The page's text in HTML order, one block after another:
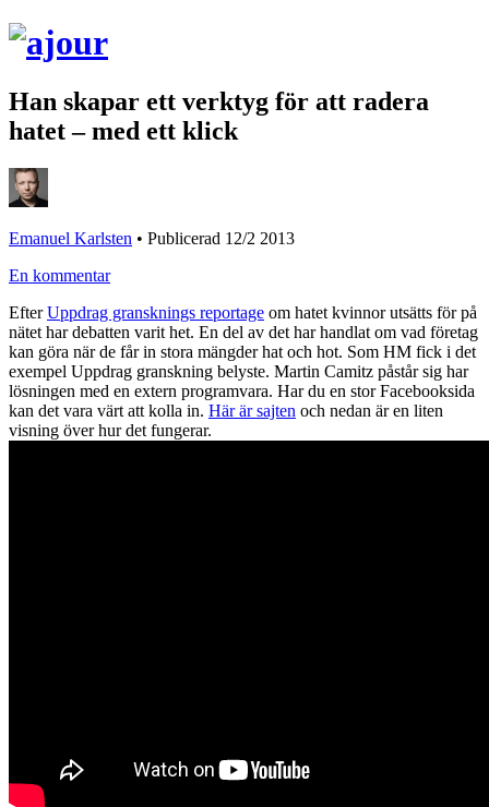
Han skapar ett verktyg för att radera
hatet – med ett klick
Emanuel Karlsten • Publicerad 12/2 2013
En kommentar
EfterUppdrag gransknings reportage om hatet kvinnor utsätts för på
nätet har debatten varit het. En del av det har handlat om vad företag
kan göra när de får in stora mängder hat och hot. Som HM fick i det
exempel Uppdrag granskning belyste. Martin Camitz påstår sig har
lösningen med en extern programvara. Har du en stor Facebooksida
kan det vara värt att kolla in. Här är sajten och nedan är en liten
visning över hur det fungerar.